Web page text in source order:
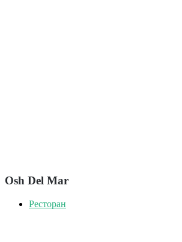
Osh Del Mar
Ресторан